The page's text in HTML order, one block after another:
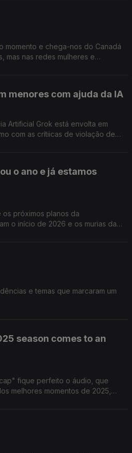
momento e chega-nos do Canadá
mas nas redes mulheres e
menores com ajuda da IA
Artificial Grok está envolta em
com as crítiicas de violação de
o ano e já estamos
os próximos planos da
o início de 2026 e os murias das
e temas que marcaram um
season comes to an
fique perfeito o áudio, que
melhores momentos de 2025,